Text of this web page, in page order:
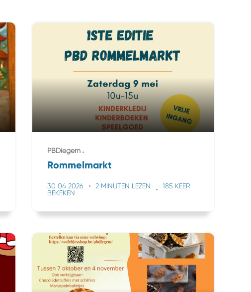
PBDiegem
Rommelmarkt
30 04 2026 2 MINUTEN LEZEN
185 KEER
BEKEKEN